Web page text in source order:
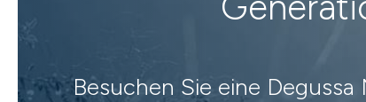
Besuchen Sie eine